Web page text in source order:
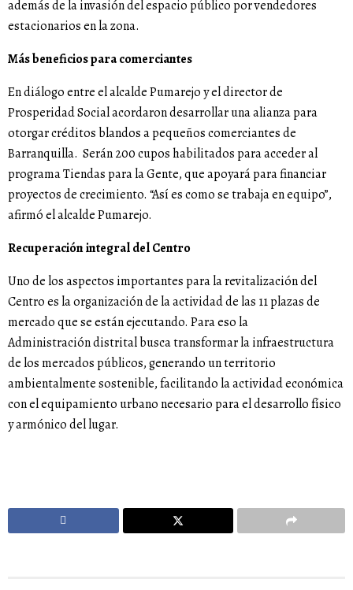
además de la invasión del espacio público por vendedores
estacionarios en la zona.
Más beneficios para comerciantes
En diálogo entre el alcalde Pumarejo y el director de
Prosperidad Social acordaron desarrollar una alianza para
otorgar créditos blandos a pequeños comerciantes de
Barranquilla. Serán 200 cupos habilitados para acceder al
programa Tiendas para la Gente, que apoyará para financiar
proyectos de crecimiento. “Así es como se trabaja en equipo”,
afirmó el alcalde Pumarejo.
Recuperación integral del Centro
Uno de los aspectos importantes para la revitalización del
Centro es la organización de la actividad de las 11 plazas de
mercado que se están ejecutando. Para eso la
Administración distrital busca transformar la infraestructura
de los mercados públicos, generando un territorio
ambientalmente sostenible, facilitando la actividad económica
con el equipamiento urbano necesario para el desarrollo físico
y armónico del lugar.